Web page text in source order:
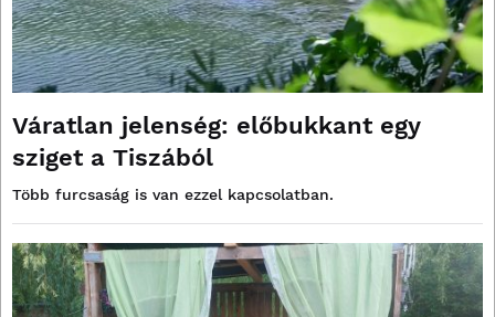
Váratlan jelenség: előbukkant egy
sziget a Tiszából
Több furcsaság is van ezzel kapcsolatban.